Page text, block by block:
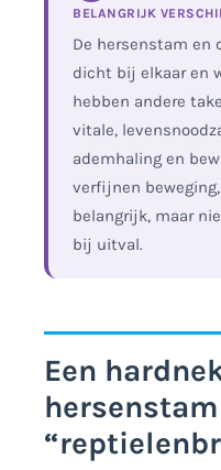
BELANGRIJK
De hersenstam en
dicht bij elkaar en
hebben andere
vitale,
ademhaling en
verfijnen
belangrijk, maar
bij uitval.
Een